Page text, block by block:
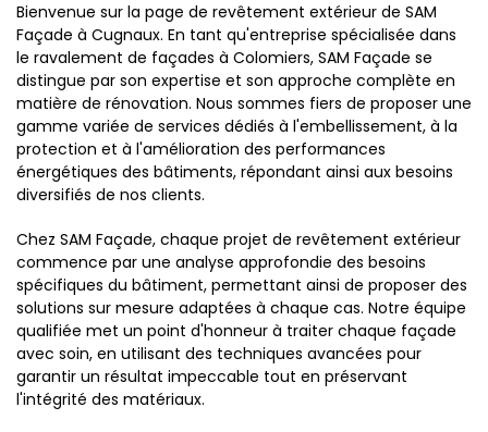
Bienvenue sur la page de revêtement extérieur de SAM
Façade à Cugnaux. En tant qu'entreprise spécialisée dans
le ravalement de façades à Colomiers, SAM Façade se
distingue par son expertise et son approche complète en
matière de rénovation. Nous sommes fiers de proposer une
gamme variée de services dédiés à l'embellissement, à la
protection et à l'amélioration des performances
énergétiques des bâtiments, répondant ainsi aux besoins
diversifiés de nos clients.
Chez SAM Façade, chaque projet de revêtement extérieur
commence par une analyse approfondie des besoins
spécifiques du bâtiment, permettant ainsi de proposer des
solutions sur mesure adaptées à chaque cas. Notre équipe
qualifiée met un point d'honneur à traiter chaque façade
avec soin, en utilisant des techniques avancées pour
garantir un résultat impeccable tout en préservant
l'intégrité des matériaux.